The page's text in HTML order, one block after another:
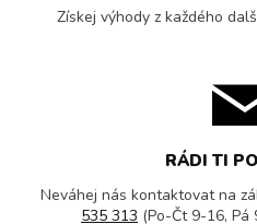
Získej výhody z každého
RÁDI TI
Neváhej nás kontaktovat na
535 313 (Po-Čt 9-16,